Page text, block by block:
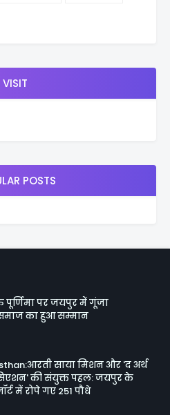
VISIT
POSTS
पूर्णिमा पर जयपुर में गूंजा
का हुआ सम्मान
साया मिशन और 'द अर्थ
की संयुक्त पहल: जयपुर के
में रोपे गए 251 पौधे